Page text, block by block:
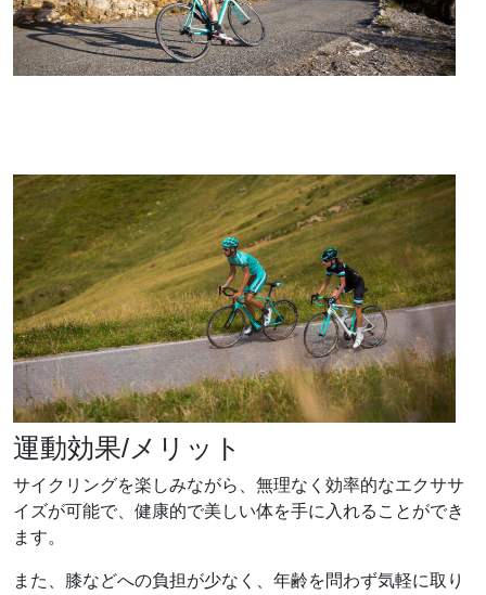
運動効果/メリット
サイクリングを楽しみながら、無理なく効率的なエクササ
イズが可能で、健康的で美しい体を手に入れることができ
ます。
また、膝などへの負担が少なく、年齢を問わず気軽に取り